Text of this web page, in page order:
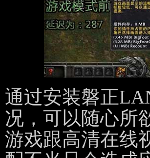
通过安装磐正
况，可以随心所
游戏跟高清在线